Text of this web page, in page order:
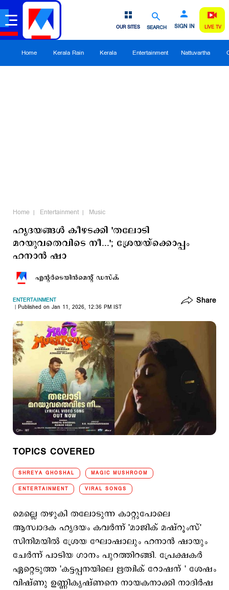
SEARCH SIGN IN
OUR SITES LIVE TV
Home Kerala Rain Kerala Entertainment Nattuvartha
Home Entertainment Music
ഹൃദയങ്ങള്‍ കീഴടക്കി 'തലോടി
മറയുവതെവിടെ നീ...'; ശ്രേയയ്ക്കൊപ്പം
ഹനാന്‍ ഷാ
എന്‍റര്‍ടെയിന്‍മെന്‍റ് ഡസ്ക്
ENTERTAINMENT
Published on Jan 11, 2026, 12:36 PM IST
Share
TOPICS COVERED
SHREYA GHOSHAL MAGIC MUSHROOM
ENTERTAINMENT VIRAL SONGS
മെല്ലെ തഴുകി തലോടുന്ന കാറ്റുപോലെ
ആസ്വാദക ഹൃദയം കവർന്ന് 'മാജിക് മഷ്റൂംസ്'
സിനിമയിൽ ശ്രേയ ഘോഷാലും ഹനാൻ ഷായും
ചേർന്ന് പാടിയ ഗാനം പുറത്തിറങ്ങി. പ്രേക്ഷകർ
ഏറ്റെടുത്ത 'കട്ടപ്പനയിലെ ഋത്വിക് റോഷന് ' ശേഷം
വിഷ്ണു ഉണ്ണികൃഷ്ണനെ നായകനാക്കി നാദിർഷ